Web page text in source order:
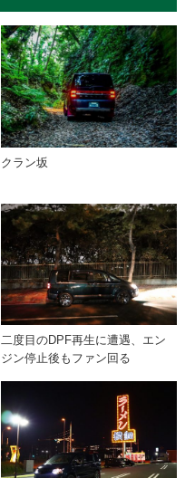
クラン坂
二度目のDPF再生に遭遇、エン
ジン停止後もファン回る